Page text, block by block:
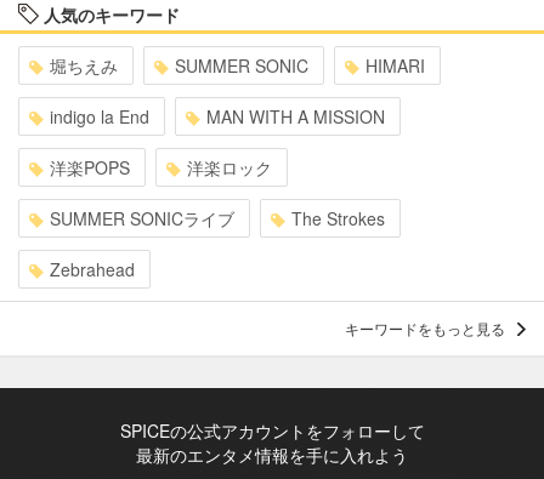
人気のキーワード
堀ちえみ SUMMER SONIC HIMARI
indigo la End MAN WITH A MISSION
洋楽POPS 洋楽ロック
SUMMER SONICライブ The Strokes
Zebrahead
キーワードをもっと見る
SPICEの公式アカウントをフォローして
最新のエンタメ情報を手に入れよう